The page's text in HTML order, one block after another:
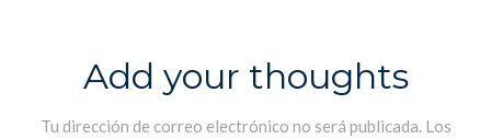
hacia al curso
escolar 2021-
Add your thoughts
Tu dirección de correo electrónico no será publicada. Los